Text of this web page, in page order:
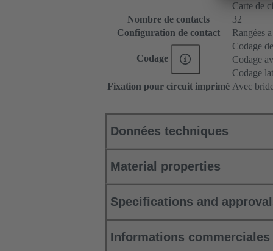
Carte de
Nombre de contacts
32
Configuration de contact
Rangées
Codage
Codage
Codage
Codage
Fixation pour circuit imprimé Avec
Données techniques
Material properties
Specifications and
Informations commerciales